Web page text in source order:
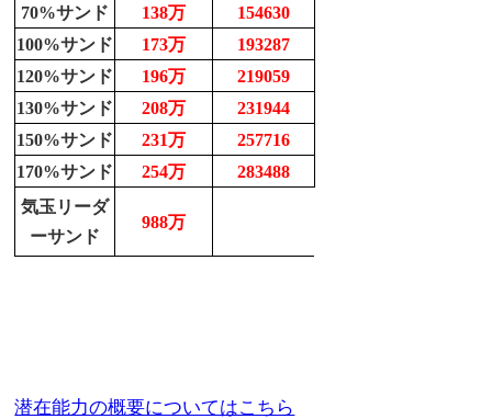
70%サンド 138万
154630
100%サンド
173万
193287
120%サンド
196万
219059
130%サンド
208万
231944
150%サンド
231万
257716
170%サンド
254万
283488
気玉リーダ
ーサンド
988万
潜在能力の概要についてはこちら